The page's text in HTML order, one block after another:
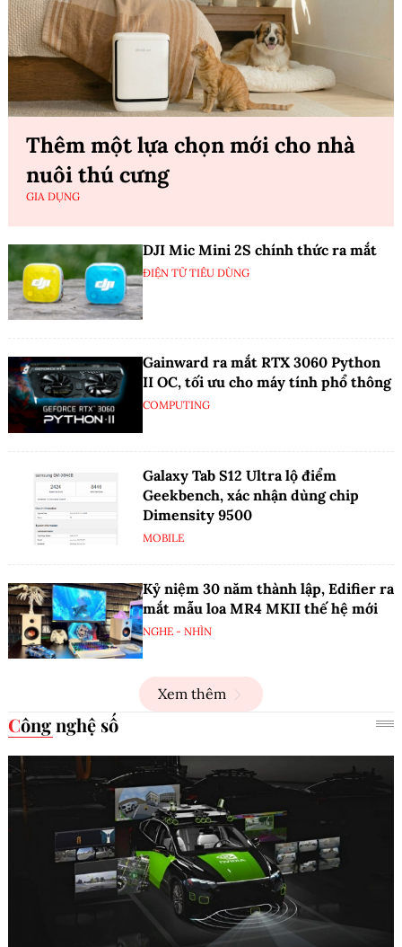
Thêm một lựa chọn mới cho nhà
nuôi thú cưng
GIA DỤNG
DJI Mic Mini 2S chính thức ra mắt
ĐIỆN TỬ TIÊU DÙNG
Gainward ra mắt RTX 3060 Python
II OC, tối ưu cho máy tính phổ thông
COMPUTING
Galaxy Tab S12 Ultra lộ điểm
Geekbench, xác nhận dùng chip
Dimensity 9500
MOBILE
Kỷ niệm 30 năm thành lập, Edifier ra
mắt mẫu loa MR4 MKII thế hệ mới
NGHE - NHÌN
Xem thêm
Công nghệ số